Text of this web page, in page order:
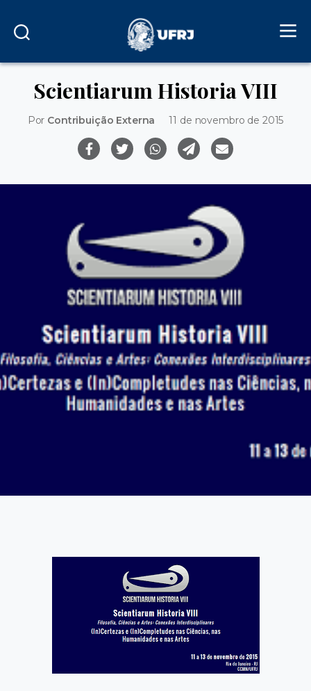
Scientiarum Historia VIII
Por Contribuição Externa 11 de novembro de 2015